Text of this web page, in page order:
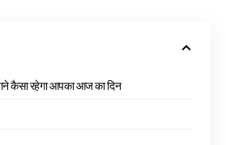
कैसा रहेगा आपका आज का दिन